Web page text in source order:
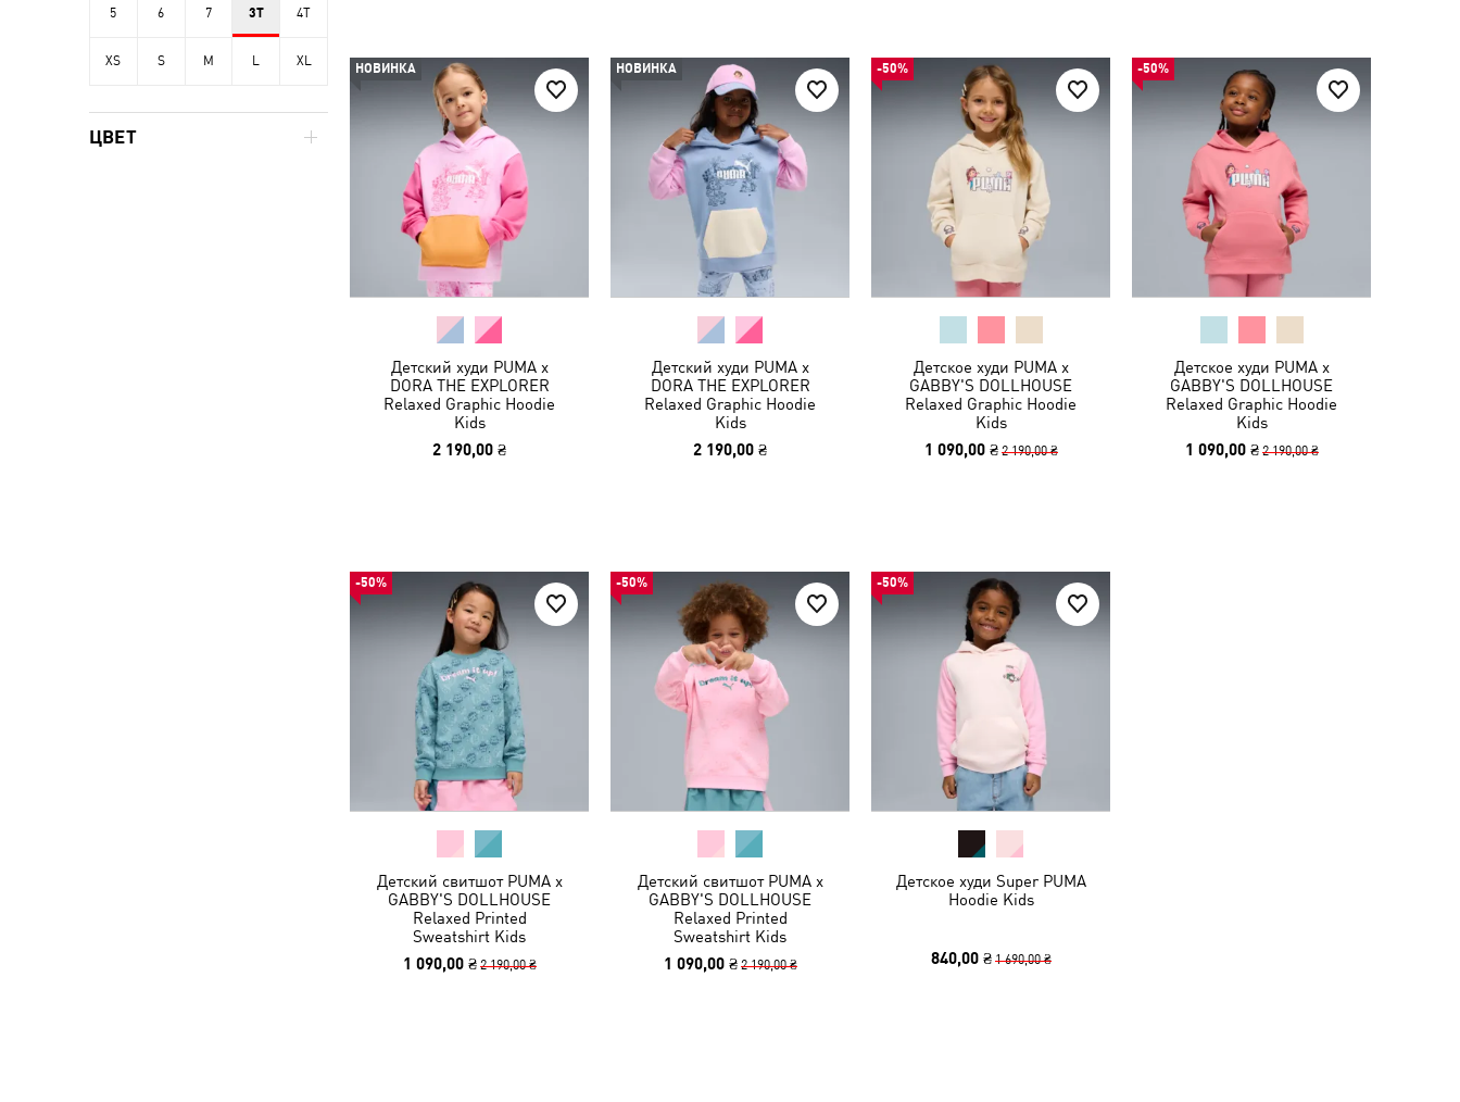
НОВИНКА
Детский худи PUMA x
DORA THE EXPLORER
Relaxed Graphic Hoodie
Kids
2 190,00 ₴
НОВИНКА
Детский худи PUMA x
DORA THE EXPLORER
Relaxed Graphic Hoodie
Kids
2 190,00 ₴
-50%
Детское худи PUMA x
GABBY'S DOLLHOUSE
Relaxed Graphic Hoodie
Kids
1 090,00 ₴ 2 190,00 ₴
-50%
Детское худи PUMA x
GABBY'S DOLLHOUSE
Relaxed Graphic Hoodie
Kids
1 090,00 ₴ 2 190,00 ₴
-50%
Детский свитшот PUMA x
GABBY'S DOLLHOUSE
Relaxed Printed
Sweatshirt Kids
1 090,00 ₴ 2 190,00 ₴
-50%
Детский свитшот PUMA x
GABBY'S DOLLHOUSE
Relaxed Printed
Sweatshirt Kids
1 090,00 ₴ 2 190,00 ₴
-50%
Детское худи Super PUMA
Hoodie Kids
840,00 ₴ 1 690,00 ₴
5 6 7 3T 4T
XS S M L XL
ЦВЕТ